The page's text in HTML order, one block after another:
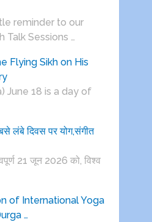
reminder to our
Talk Sessions …
Flying Sikh on His
June 18 is a day of
लंबे दिवस पर योग,संगीत
21 जून 2026 को, विश्व
of International Yoga
…